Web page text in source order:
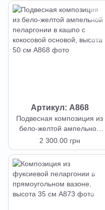
Артикул: А868
Подвесная композиция из
бело-желтой ампельной
пеларгонии в кашпо с
кокосовой основой, высота
2 300.00 грн